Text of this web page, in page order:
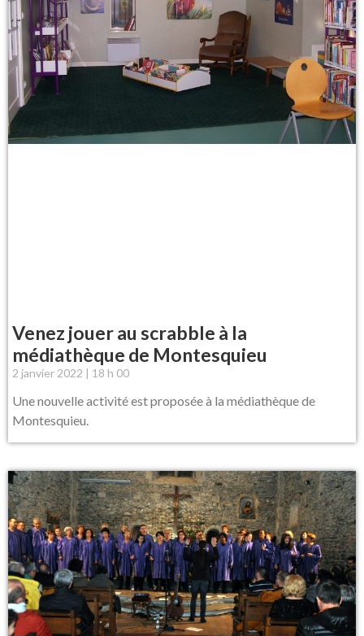
Venez jouer au scrabble à la
médiathèque de Montesquieu
2 janvier 2022 18 h 00
Une nouvelle activité est proposée à la médiathèque de
Montesquieu.